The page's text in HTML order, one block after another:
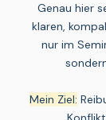
Genau hier
klaren,
nur im
Mein Ziel: